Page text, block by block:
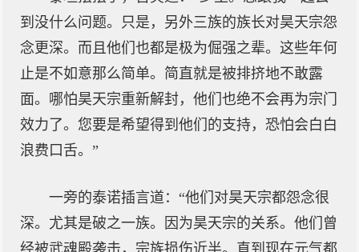
到没什么问题。只是，另外三族的族长对昊天宗怨
念更深。而且他们也都是极为倔强之辈。这些年何
止是不如意那么简单。简直就是被排挤地不敢露
面。哪怕昊天宗重新解封，他们也绝不会再为宗门
效力了。您要是希望得到他们的支持，恐怕会白白
浪费口舌。”
一旁的泰诺插言道：“他们对昊天宗都怨念很
深。尤其是破之一族。因为昊天宗的关系。他们曾
经被武魂殿袭击，宗族损伤近半。直到现在元气都